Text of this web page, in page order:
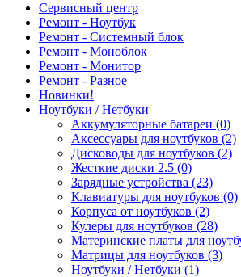
Сервисный центр
Ремонт - Ноутбук
Ремонт - Системный блок
Ремонт - Моноблок
Ремонт - Монитор
Ремонт - Разное
Новинки!
Ноутбуки / Нетбуки
Аккумуляторные батареи (0)
Аксессуары для ноутбуков (2)
Дисководы для ноутбуков (2)
Жесткие диски 2.5 (0)
Зарядные устройства (23)
Клавиатуры для ноутбуков (0)
Корпуса от ноутбуков (2)
Кулеры для ноутбуков (28)
Материнские платы для
Матрицы для ноутбуков (3)
Ноутбуки / Нетбуки (1)